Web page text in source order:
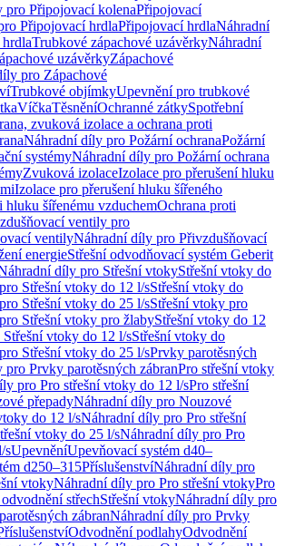
pro Připojovací kolenaPřipojovací
Připojovací hrdlaPřipojovací hrdlaNáhradní
Trubkové zápachové uzávěrkyNáhradní
uzávěrkyZápachové
pro Zápachové
Trubkové objímkyUpevnění pro trubkové
VíčkaTěsněníOchranné zátkySpotřební
zvuková izolace a ochrana proti
Náhradní díly pro Požární ochranaPožární
systémyNáhradní díly pro Požární ochrana
Zvuková izolaceIzolace pro přerušení hluku
Izolace pro přerušení hluku šířeného
hluku šířenému vzduchemOchrana proti
ventily pro
ventilyNáhradní díly pro Přivzdušňovací
energieStřešní odvodňovací systém Geberit
díly pro Střešní vtokyStřešní vtoky do
Střešní vtoky do 12 l/sStřešní vtoky do
Střešní vtoky do 25 l/sStřešní vtoky pro
Střešní vtoky pro žlabyStřešní vtoky do 12
vtoky do 12 l/sStřešní vtoky do
Střešní vtoky do 25 l/sPrvky parotěsných
Prvky parotěsných zábranPro střešní vtoky
pro Pro střešní vtoky do 12 l/sPro střešní
přepadyNáhradní díly pro Nouzové
do 12 l/sNáhradní díly pro Pro střešní
vtoky do 25 l/sNáhradní díly pro Pro
sUpevněníUpevňovací systém d40–
d250–315PříslušenstvíNáhradní díly pro
vtokyNáhradní díly pro Pro střešní vtokyPro
střechStřešní vtokyNáhradní díly pro
zábranNáhradní díly pro Prvky
Odvodnění podlahyOdvodnění